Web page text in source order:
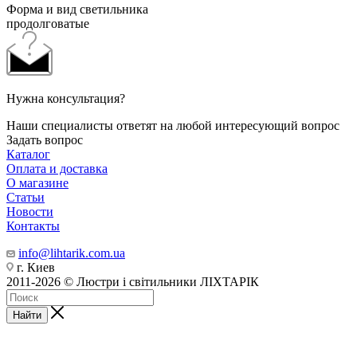
Форма и вид светильника
продолговатые
Нужна консультация?
Наши специалисты ответят на любой интересующий вопрос
Задать вопрос
Каталог
Оплата и доставка
О магазине
Статьи
Новости
Контакты
info@lihtarik.com.ua
г. Киев
2011-2026 © Люстри і світильники ЛІХТАРІК
Найти